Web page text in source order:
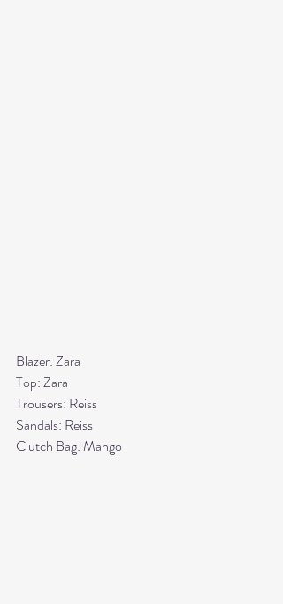
Blazer: Zara
Top: Zara
Trousers: Reiss
Sandals: Reiss
Clutch Bag: Mango